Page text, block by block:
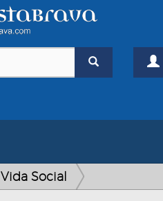
Vida Social